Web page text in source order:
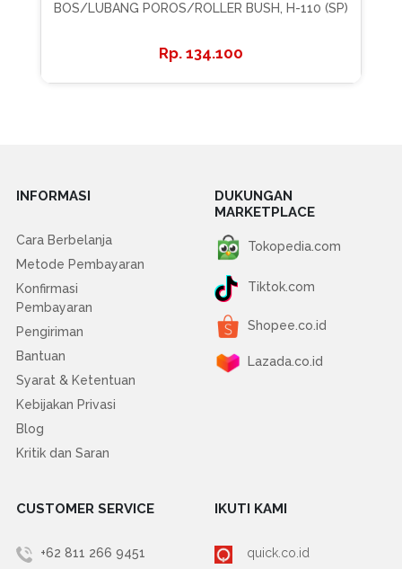
BOS/LUBANG POROS/ROLLER BUSH, H-110 (SP)
134.100
INFORMASI
Cara Berbelanja
Metode Pembayaran
Konfirmasi
Pembayaran
Pengiriman
Bantuan
Syarat & Ketentuan
Kebijakan Privasi
Blog
Kritik dan Saran
DUKUNGAN
MARKETPLACE
Tokopedia.com
Tiktok.com
Shopee.co.id
Lazada.co.id
CUSTOMER SERVICE
+62 811 266 9451
IKUTI KAMI
quick.co.id